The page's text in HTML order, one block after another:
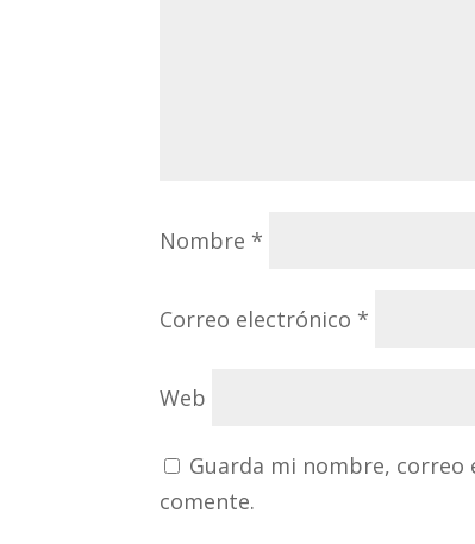
Nombre *
Correo electrónico *
Web
Guarda mi nombre, correo
comente.